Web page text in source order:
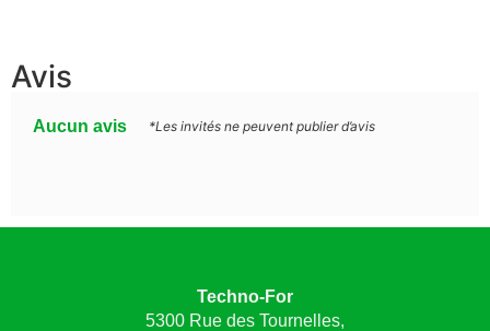
Avis
Aucun avis *Les invités ne peuvent publier d’avis
Techno-For
5300 Rue des Tournelles,